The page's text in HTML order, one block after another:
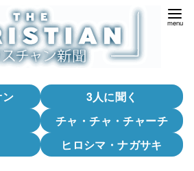
3人に聞く
チャ・チャ・チャーチ
ヒロシマ・ナガサキ